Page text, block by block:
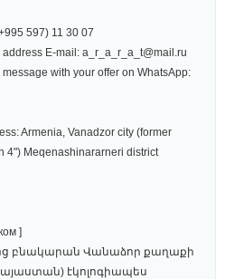
597) 11 30 07
E-mail: a_r_a_r_a_t@mail.ru
with your offer on WhatsApp:
Armenia, Vanadzor city (former
4") Meqenashinararneri district
]
բնակարան Վանաձոր քաղաքի
էկոլոգիապես